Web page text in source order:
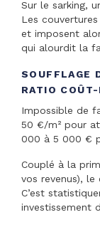
Sur le sarking,
Les
et imposent
qui alourdit la
SOUFFLAGE
RATIO COÛT-
Impossible de
50 €/m² pour
000 à 5 000 €
Couplé à la
vos revenus),
C’est
investissement